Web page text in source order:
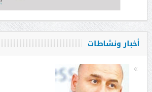
أخبار ونشاطات